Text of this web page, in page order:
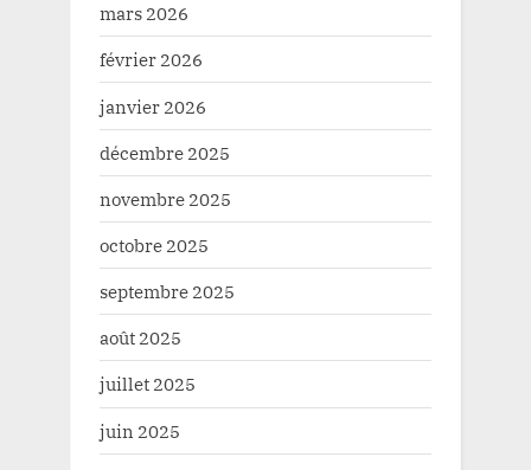
mars 2026
février 2026
janvier 2026
décembre 2025
novembre 2025
octobre 2025
septembre 2025
août 2025
juillet 2025
juin 2025